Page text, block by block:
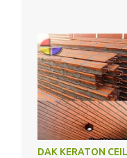
menjawab
berpengalaman
pembangunan dan
produk yang kami
untuk Dak, interior,
kontraktor,
yan...
YOGYAKARTA CV.
Divisi LIGHTGRID ;
Aplikator, Jual dan
untuk Wilayah
Surakarta
Pemalang Batang
Wonosobo
DAK KERATON